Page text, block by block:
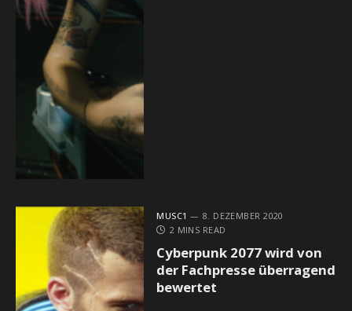
MUSC1
8. DEZEMBER 2020
2 MINS READ
Cyberpunk 2077 wird von
der Fachpresse überragend
bewertet